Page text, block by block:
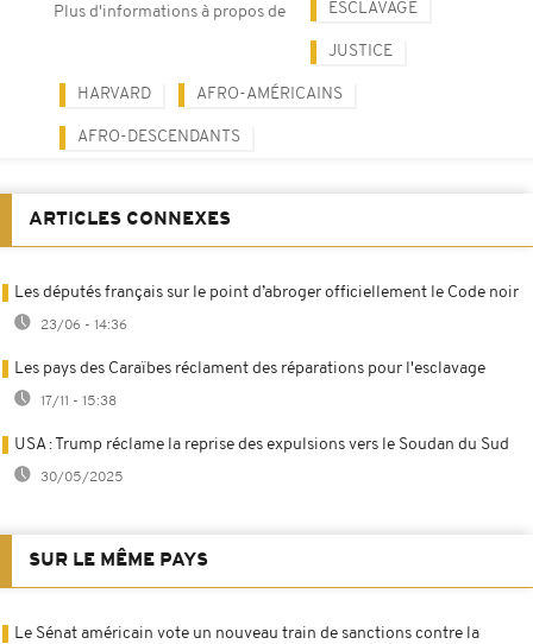
Plus d'informations à propos de ESCLAVAGE
JUSTICE
HARVARD AFRO-AMÉRICAINS
AFRO-DESCENDANTS
ARTICLES CONNEXES
Les députés français sur le point d’abroger officiellement le Code noir
23/06 - 14:36
Les pays des Caraïbes réclament des réparations pour l'esclavage
17/11 - 15:38
USA : Trump réclame la reprise des expulsions vers le Soudan du Sud
30/05/2025
SUR LE MÊME PAYS
Le Sénat américain vote un nouveau train de sanctions contre la